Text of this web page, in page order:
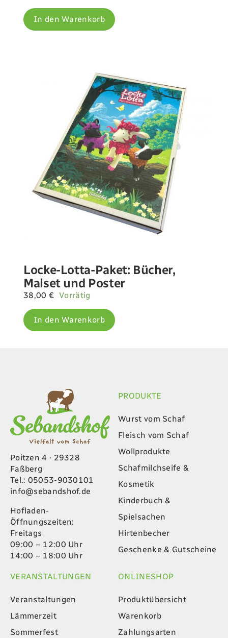
war:
ist:
16,00 €.
In den Warenkorb
Locke-Lotta-Paket: Bücher,
Malset und Poster
38,00 € Vorrätig
In den Warenkorb
Poitzen 4 · 29328
Faßberg
Tel.: 05053-9030101
info@sebandshof.de
Hofladen-
Öffnungszeiten:
Freitags
09:00 – 12:00 Uhr
14:00 – 18:00 Uhr
PRODUKTE
Wurst vom Schaf
Fleisch vom Schaf
Wollprodukte
Schafmilchseife &
Kosmetik
Kinderbuch &
Spielsachen
Hirtenbecher
Geschenke & Gutscheine
VERANSTALTUNGEN
Veranstaltungen
Lämmerzeit
Sommerfest
ONLINESHOP
Produktübersicht
Warenkorb
Zahlungsarten